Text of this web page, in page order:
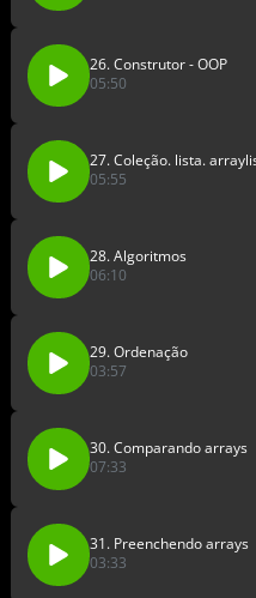
26. Construtor - OOP
05:50
27. Coleção. lista.
05:55
28. Algoritmos
06:10
29. Ordenação
03:57
30. Comparando arrays
07:33
31. Preenchendo arrays
03:33